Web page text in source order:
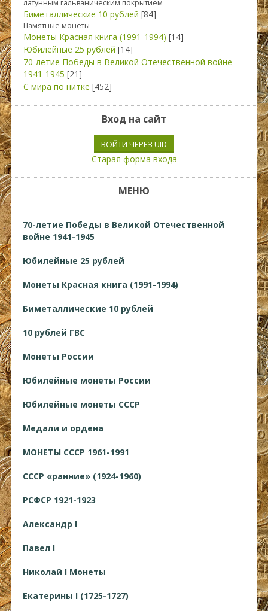
латунным гальваническим покрытием
Биметаллические 10 рублей [84]
Памятные монеты
Монеты Красная книга (1991-1994) [14]
Юбилейные 25 рублей [14]
70-летие Победы в Великой Отечественной войне
1941-1945 [21]
С мира по нитке [452]
Вход на сайт
ВОЙТИ ЧЕРЕЗ UID
Старая форма входа
МЕНЮ
70-летие Победы в Великой Отечественной
войне 1941-1945
Юбилейные 25 рублей
Монеты Красная книга (1991-1994)
Биметаллические 10 рублей
10 рублей ГВС
Монеты России
Юбилейные монеты России
Юбилейные монеты СССР
Медали и ордена
МОНЕТЫ СССР 1961-1991
СССР «ранние» (1924-1960)
РСФСР 1921-1923
Александр I
Павел I
Николай I Монеты
Екатерины I (1725-1727)